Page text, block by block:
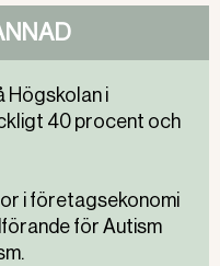
Högskolan i
40 procent och
i företagsekonomi
för Autism